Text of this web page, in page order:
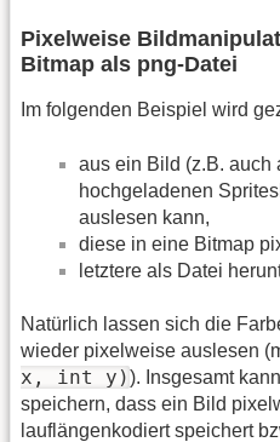
Pixelweise
Bitmap als png-Datei
Im folgenden Beispiel wird
aus ein Bild (z.B. auch
hochgeladenen
auslesen kann,
diese in eine Bitmap
letztere als Datei
Natürlich lassen sich die
wieder pixelweise auslesen
x, int y)). Insgesamt
speichern, dass ein Bild
lauflängenkodiert speichert